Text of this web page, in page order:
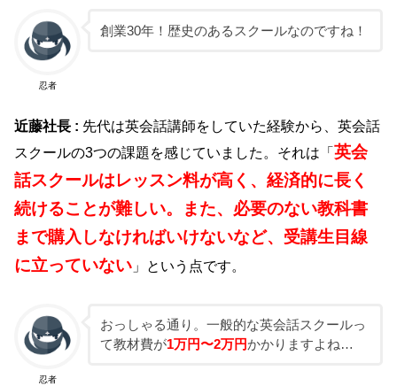
忍者
創業30年！歴史のあるスクールなのですね！
近藤社長 : 先代は英会話講師をしていた経験から、英会話
スクールの3つの課題を感じていました。それは「英会
話スクールはレッスン料が高く、経済的に長く
続けることが難しい。また、必要のない教科書
まで購入しなければいけないなど、受講生目線
に立っていない 」という点です。
忍者
おっしゃる通り。一般的な英会話スクールっ
て教材費が1万円〜2万円かかりますよね…